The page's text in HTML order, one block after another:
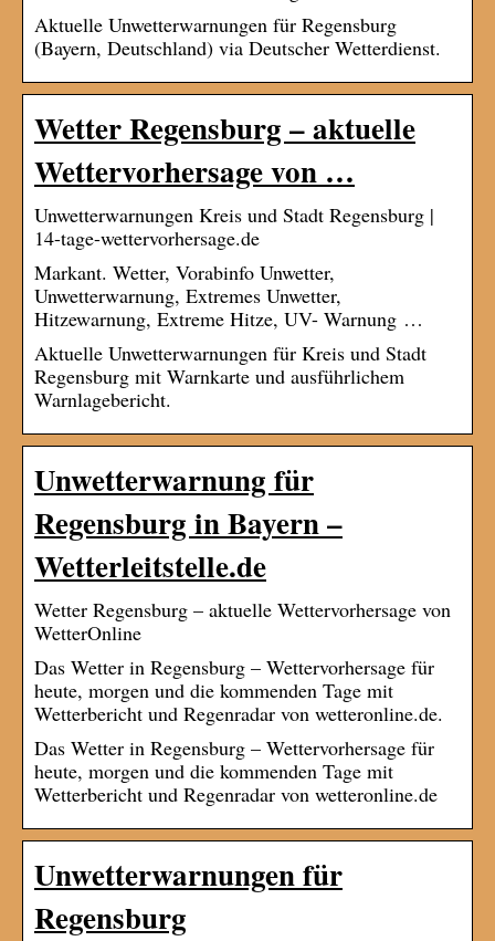
Aktuelle Unwetterwarnungen für Regensburg
(Bayern, Deutschland) via Deutscher Wetterdienst.
Wetter Regensburg – aktuelle
Wettervorhersage von …
Unwetterwarnungen Kreis und Stadt Regensburg |
14-tage-wettervorhersage.de
Markant. Wetter, Vorabinfo Unwetter,
Unwetterwarnung, Extremes Unwetter,
Hitzewarnung, Extreme Hitze, UV- Warnung …
Aktuelle Unwetterwarnungen für Kreis und Stadt
Regensburg mit Warnkarte und ausführlichem
Warnlagebericht.
Unwetterwarnung für
Regensburg in Bayern –
Wetterleitstelle.de
Wetter Regensburg – aktuelle Wettervorhersage von
WetterOnline
Das Wetter in Regensburg – Wettervorhersage für
heute, morgen und die kommenden Tage mit
Wetterbericht und Regenradar von wetteronline.de.
Das Wetter in Regensburg – Wettervorhersage für
heute, morgen und die kommenden Tage mit
Wetterbericht und Regenradar von wetteronline.de
Unwetterwarnungen für
Regensburg